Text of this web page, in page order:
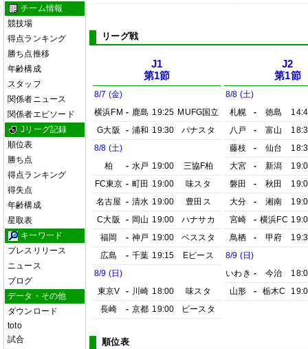
チーム情報
競技場
得点ランキング
勝ち点推移
年齢構成
スタッフ
関係者ニュース
関係者エピソード
Jリーグ記録
順位表
勝ち点
得点ランキング
得失点
年齢構成
星取表
キーワード
プレスリリース
ニュース
ブログ
データ・その他
ダウンロード
toto
試合
リーグ戦
J1
第1節
8/7 (金)
横浜FM - 鹿島 19:25 MUFG国立
G大阪
- 浦和 19:30
パナスタ
8/8 (土)
柏
- 水戸 19:00
三協F柏
FC東京 - 町田 19:00
味スタ
名古屋 - 清水 19:00
豊田ス
C大阪
- 岡山 19:00
ハナサカ
福岡
- 神戸 19:00
ベススタ
広島
- 千葉 19:15
Eピース
8/9 (日)
東京V
- 川崎 18:00
味スタ
長崎
- 京都 19:00 ピースタ
J2
第1節
8/8 (土)
札幌
- 徳島
八戸
- 富山
藤枝
- 仙台
大宮
- 新潟
磐田
- 秋田
大分
- 湘南
宮崎
- 横浜FC
鳥栖
- 甲府
8/9 (日)
いわき - 今治
山形
- 栃木C
順位表